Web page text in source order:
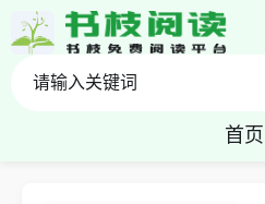
首页